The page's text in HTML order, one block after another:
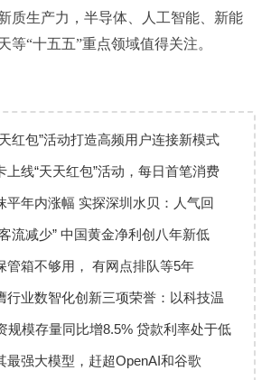
质生产力， 半导体、 人工智能、 新能
等“十五五”重点领域值得关注。
红包”活动打造高频用户连接新模式
上线“天天红包”活动，每日首笔消费
平年内涨幅 实探深圳水贝：人气回
机抄底
流减少” 中国黄金净利创八年新低
管箱不够用， 有网点排队等5年
行业数智化创新三项荣誉：以科技温
态
规模存量同比增8.5% 贷款利率处于低
裕
最强大模型，赶超OpenAI和谷歌